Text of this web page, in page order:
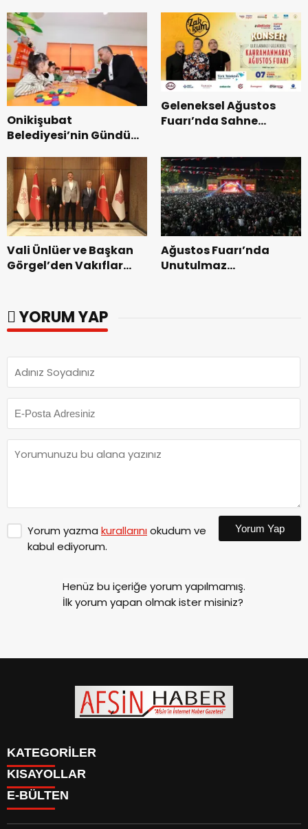
Onikişubat
Belediyesi’nin Gündüz
dönemin ön kayıtları
başladı.
Geleneksel Ağustos
Fuarı’nda Sahne
Vali Ünlüer ve Başkan
Görgel’den Vakıflar
Ağustos Fuarı’nda
Unutulmaz
YORUM YAP
Yorum yazma kurallarınıokudum ve
kabul ediyorum.
Yorum Yap
Henüz bu içeriğe yorum yapılmamış.
İlk yorum yapan olmak ister misiniz?
KATEGORİLER
SİYASET
EĞİTİM
KISAYOLLAR
SİYASET
EĞİTİM
E-BÜLTEN